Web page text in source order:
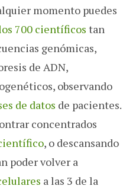
momento puedes
700 científicos tan
genómicas,
de ADN,
observando
de datos de pacientes.
concentrados
, o descansando
poder volver a
a las 3 de la